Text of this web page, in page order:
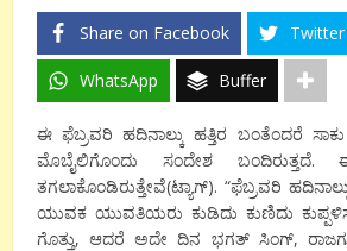
Share on Facebook Twitter
WhatsApp Buffer
ಈ ಫೆಬ್ರವರಿ ಹದಿನಾಲ್ಕು ಹತ್ತಿರ ಬಂತೆಂದರೆ
ಮೊಬೈಲಿಗೊಂದು ಸಂದೇಶ ಬಂದಿರುತ್ತದೆ.
ತಗಲಾಕೊಂಡಿರುತ್ತೇವೆ(ಟ್ಯಾಗ್). “ಫೆಬ್ರವರಿ
ಯುವಕ ಯುವತಿಯರು ಕುಡಿದು ಕುಣಿದು
ಗೊತ್ತು, ಆದರೆ ಅದೇ ದಿನ ಭಗತ್ ಸಿಂಗ್,